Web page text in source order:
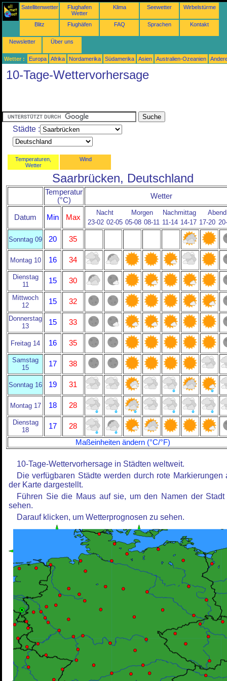
Satellitenwetter
Flughafen
Wetter
Klima Seewetter Wirbelstürme
Blitz Flughäfen FAQ Sprachen Kontakt
Newsletter Über uns
Wetter : Europa Afrika Nordamerika Südamerika Asien Australien-Ozeanien
10-Tage-Wettervorhersage
Städte :
Temperaturen,
Wetter
Wind
Saarbrücken, Deutschland
Temperatur
(°C)
Wetter
Datum Min Max
Nacht Morgen Nachmittag
Abend
23-02 02-05 05-08 08-11 11-14 14-17 17-20
Sonntag 09 20 35
Montag 10 16 34
Dienstag
11
15 30
Mittwoch
12
15 32
Donnerstag
13
15 33
Freitag 14 16 35
Samstag
15
17 38
Sonntag 16 19 31
Montag 17 18 28
Dienstag
18
17
28
Maßeinheiten ändern (°C/°F)
10-Tage-Wettervorhersage in Städten weltweit.
Die verfügbaren Städte werden durch rote Markierungen
der Karte dargestellt.
Führen Sie die Maus auf sie, um den Namen der Stadt
sehen.
Darauf klicken, um Wetterprognosen zu sehen.